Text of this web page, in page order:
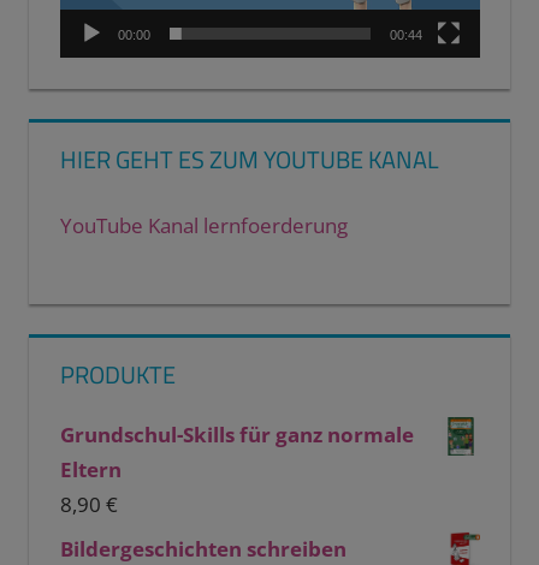
00:00 00:44
HIER GEHT ES ZUM YOUTUBE KANAL
YouTube Kanal lernfoerderung
PRODUKTE
Grundschul-Skills für ganz normale
Eltern
8,90 €
Bildergeschichten schreiben